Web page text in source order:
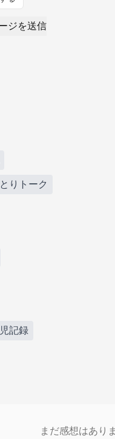
ジを送信
りトーク
記録
まだ感想はあり